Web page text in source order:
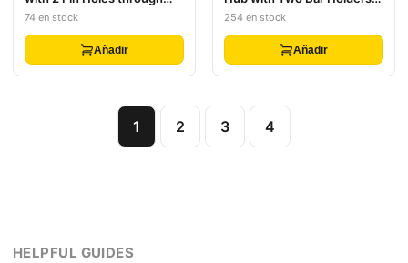
Panel Surface
74 en stock
Añadir
Perpendicular (Lightsaber
Hilt)
254 en stock
Añadir
1 2 3 4
HELPFUL GUIDES